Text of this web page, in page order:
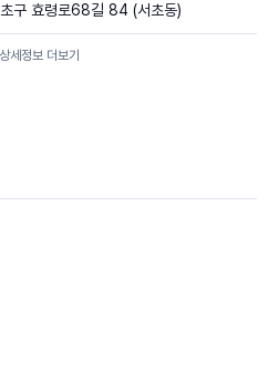
구 효령로68길 84 (서초동)
상세정보 더보기